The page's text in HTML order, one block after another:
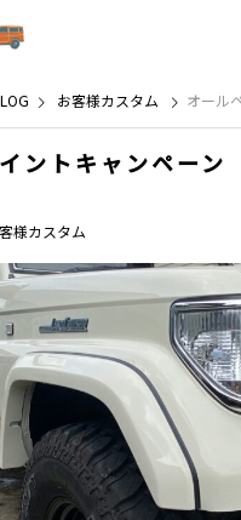
お客様カスタム オールペ
イントキャンペー
様カスタム